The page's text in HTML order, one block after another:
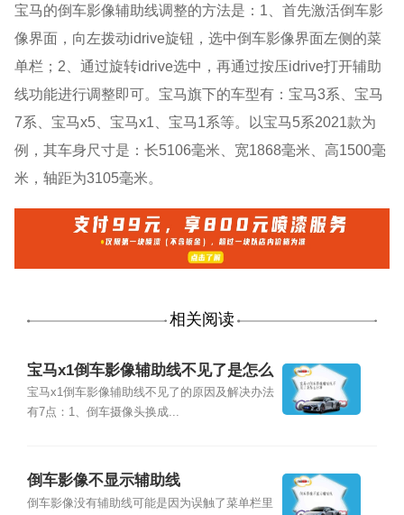
宝马的倒车影像辅助线调整的方法是：1、首先激活倒车影
像界面，向左拨动idrive旋钮，选中倒车影像界面左侧的菜
单栏；2、通过旋转idrive选中，再通过按压idrive打开辅助
线功能进行调整即可。宝马旗下的车型有：宝马3系、宝马
7系、宝马x5、宝马x1、宝马1系等。以宝马5系2021款为
例，其车身尺寸是：长5106毫米、宽1868毫米、高1500毫
米，轴距为3105毫米。
相关阅读
宝马x1倒车影像辅助线不见了是怎么
回事
宝马x1倒车影像辅助线不见了的原因及解决办法
有7点：1、倒车摄像头换成...
倒车影像不显示辅助线
倒车影像没有辅助线可能是因为误触了菜单栏里